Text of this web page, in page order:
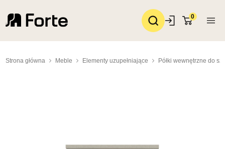
0
Strona główna Meble Elementy uzupełniające Półki wewnętrzne do